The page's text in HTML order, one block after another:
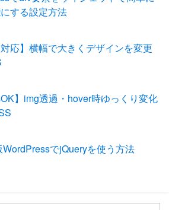
する設定方法
対応】横幅で大きくデザインを変更
OK】img透過・hover時ゆっくり変化
でjQueryを使う方法